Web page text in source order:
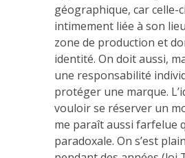
géographique, car celle-
intimement liée à son
zone de production et
identité. On doit aussi,
une responsabilité
protéger une marque.
vouloir se réserver un
me paraît aussi farfelue
paradoxale. On s’est